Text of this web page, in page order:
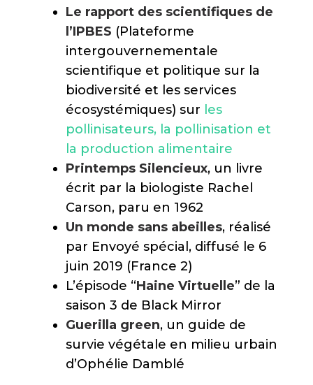
Le rapport des scientifiques de
l’IPBES (Plateforme
intergouvernementale
scientifique et politique sur la
biodiversité et les services
écosystémiques) sur les
pollinisateurs, la pollinisation et
la production alimentaire
Printemps Silencieux, un livre
écrit par la biologiste Rachel
Carson, paru en 1962
Un monde sans abeilles, réalisé
par Envoyé spécial, diffusé le 6
juin 2019 (France 2)
L’épisode “Haine Virtuelle” de la
saison 3 de Black Mirror
Guerilla green, un guide de
survie végétale en milieu urbain
d’Ophélie Damblé